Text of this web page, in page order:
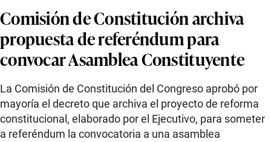
Comisión de Constitución archiva
propuesta de referéndum para
convocar Asamblea Constituyente
La Comisión de Constitución del Congreso aprobó por
mayoría el decreto que archiva el proyecto de reforma
constitucional, elaborado por el Ejecutivo, para someter
a referéndum la convocatoria a una asamblea